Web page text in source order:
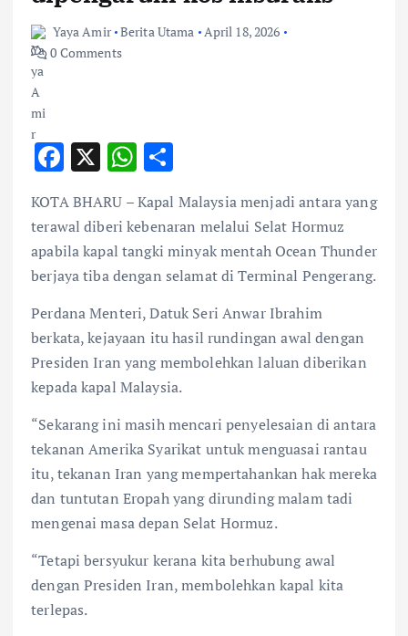
Yaya Amir Berita Utama April 18, 2026
0 Comments
F
e
b
o
o
k
X W
at
s
A
p
p
ar
e
KOTA BHARU – Kapal Malaysia menjadi antara yang
terawal diberi kebenaran melalui Selat Hormuz
apabila kapal tangki minyak mentah Ocean Thunder
berjaya tiba dengan selamat di Terminal Pengerang.
Perdana Menteri, Datuk Seri Anwar Ibrahim
berkata, kejayaan itu hasil rundingan awal dengan
Presiden Iran yang membolehkan laluan diberikan
kepada kapal Malaysia.
“Sekarang ini masih mencari penyelesaian di antara
tekanan Amerika Syarikat untuk menguasai rantau
itu, tekanan Iran yang mempertahankan hak mereka
dan tuntutan Eropah yang dirunding malam tadi
mengenai masa depan Selat Hormuz.
“Tetapi bersyukur kerana kita berhubung awal
dengan Presiden Iran, membolehkan kapal kita
terlepas.